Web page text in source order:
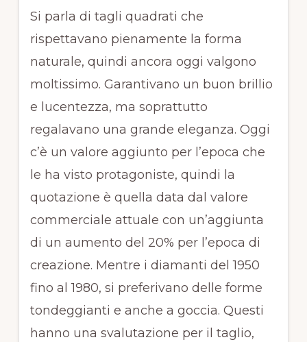
Si parla di tagli quadrati che
rispettavano pienamente la forma
naturale, quindi ancora oggi valgono
moltissimo. Garantivano un buon brillio
e lucentezza, ma soprattutto
regalavano una grande eleganza. Oggi
c’è un valore aggiunto per l’epoca che
le ha visto protagoniste, quindi la
quotazione è quella data dal valore
commerciale attuale con un’aggiunta
di un aumento del 20% per l’epoca di
creazione. Mentre i diamanti del 1950
fino al 1980, si preferivano delle forme
tondeggianti e anche a goccia. Questi
hanno una svalutazione per il taglio,